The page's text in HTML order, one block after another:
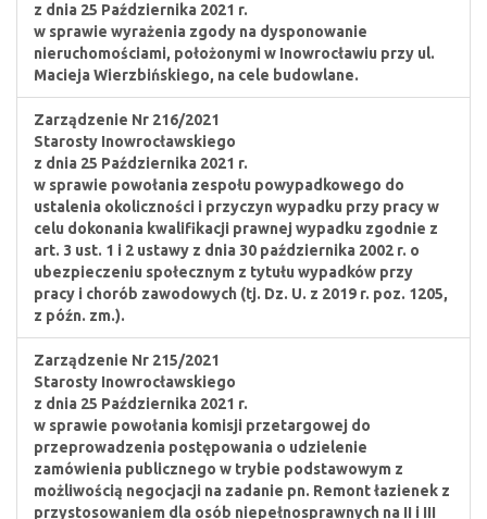
z dnia 25 Października 2021 r.
w sprawie wyrażenia zgody na dysponowanie
nieruchomościami, położonymi w Inowrocławiu przy ul.
Macieja Wierzbińskiego, na cele budowlane.
Zarządzenie Nr 216/2021
Starosty Inowrocławskiego
z dnia 25 Października 2021 r.
w sprawie powołania zespołu powypadkowego do
ustalenia okoliczności i przyczyn wypadku przy pracy w
celu dokonania kwalifikacji prawnej wypadku zgodnie z
art. 3 ust. 1 i 2 ustawy z dnia 30 października 2002 r. o
ubezpieczeniu społecznym z tytułu wypadków przy
pracy i chorób zawodowych (tj. Dz. U. z 2019 r. poz. 1205,
z późn. zm.).
Zarządzenie Nr 215/2021
Starosty Inowrocławskiego
z dnia 25 Października 2021 r.
w sprawie powołania komisji przetargowej do
przeprowadzenia postępowania o udzielenie
zamówienia publicznego w trybie podstawowym z
możliwością negocjacji na zadanie pn. Remont łazienek z
przystosowaniem dla osób niepełnosprawnych na II i III